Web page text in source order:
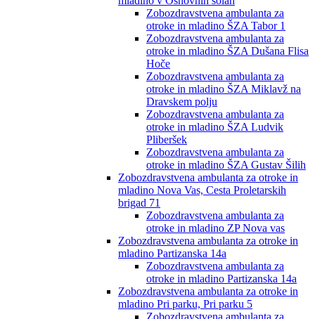
Zobozdravstvena ambulanta za
otroke in mladino ŠZA Tabor 1
Zobozdravstvena ambulanta za
otroke in mladino ŠZA Dušana Flisa
Hoče
Zobozdravstvena ambulanta za
otroke in mladino ŠZA Miklavž na
Dravskem polju
Zobozdravstvena ambulanta za
otroke in mladino ŠZA Ludvik
Pliberšek
Zobozdravstvena ambulanta za
otroke in mladino ŠZA Gustav Šilih
Zobozdravstvena ambulanta za otroke in
mladino Nova Vas, Cesta Proletarskih
brigad 71
Zobozdravstvena ambulanta za
otroke in mladino ZP Nova vas
Zobozdravstvena ambulanta za otroke in
mladino Partizanska 14a
Zobozdravstvena ambulanta za
otroke in mladino Partizanska 14a
Zobozdravstvena ambulanta za otroke in
mladino Pri parku, Pri parku 5
Zobozdravstvena ambulanta za